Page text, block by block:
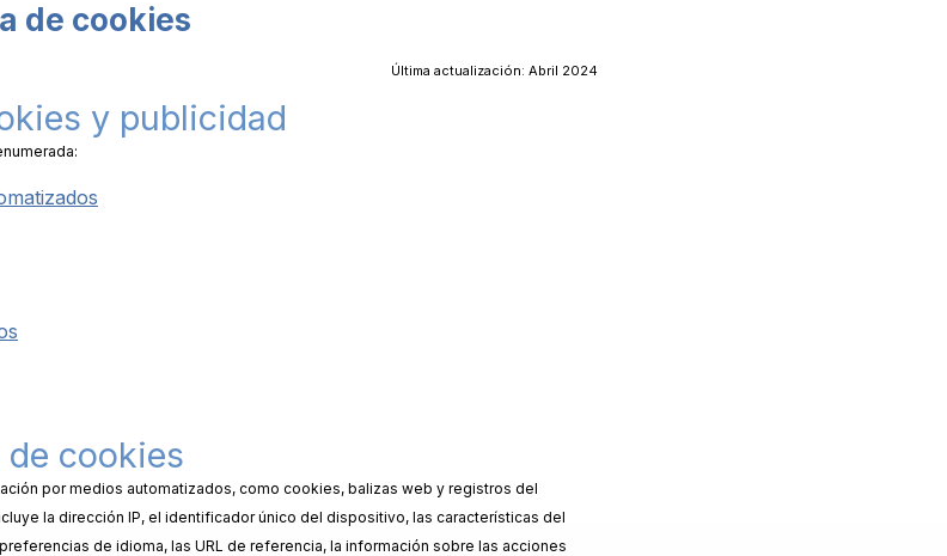
de cookies
Última actualización: Abril 2024
y publicidad
de cookies
por medios automatizados, como cookies, balizas web y registros del
la dirección IP, el identificador único del dispositivo, las características del
de idioma, las URL de referencia, la información sobre las acciones